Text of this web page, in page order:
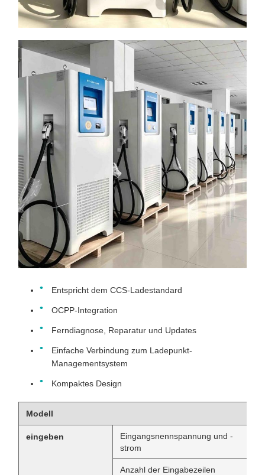
Entspricht dem CCS-Ladestandard
OCPP-Integration
Ferndiagnose, Reparatur und Updates
Einfache Verbindung zum Ladepunkt-
Managementsystem
Kompaktes Design
Modell
eingeben
Eingangsnennspannung und -
strom
Anzahl der Eingabezeilen